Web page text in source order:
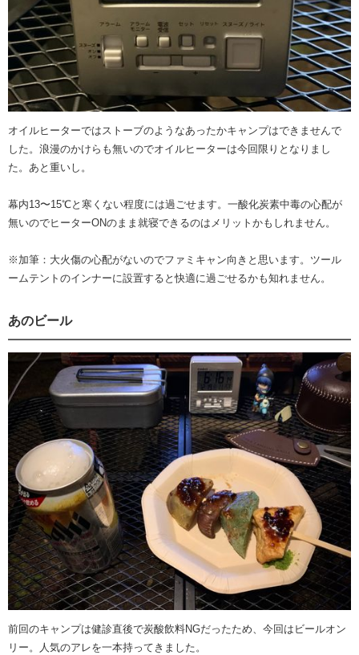
オイルヒーターではストーブのようなあったかキャンプはできませんで
した。浪漫のかけらも無いのでオイルヒーターは今回限りとなりまし
た。あと重いし。
幕内13〜15℃と寒くない程度には過ごせます。一酸化炭素中毒の心配が
無いのでヒーターONのまま就寝できるのはメリットかもしれません。
※加筆：大火傷の心配がないのでファミキャン向きと思います。ツール
ームテントのインナーに設置すると快適に過ごせるかも知れません。
あのビール
前回のキャンプは健診直後で炭酸飲料NGだったため、今回はビールオン
リー。人気のアレを一本持ってきました。